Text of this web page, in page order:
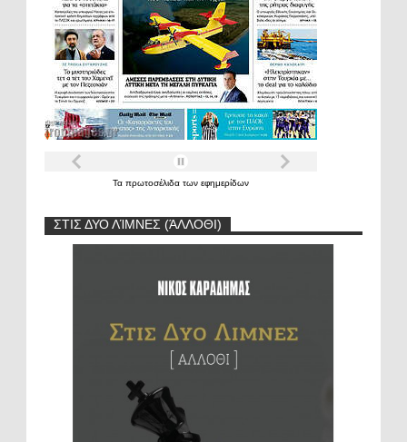
Τα πρωτοσέλιδα των εφημερίδων
ΣΤΙΣ ΔΥΟ ΛΊΜΝΕΣ (ΆΛΛΟΘΙ)